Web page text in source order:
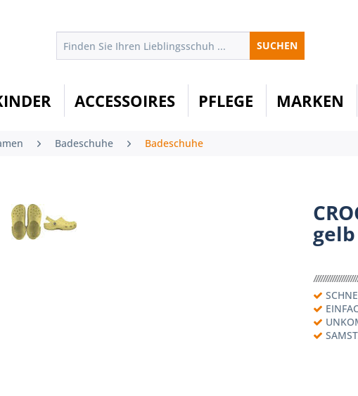
SUCHEN
ACCESSOIRES PFLEGE MARKEN
Badeschuhe Badeschuhe
gelb